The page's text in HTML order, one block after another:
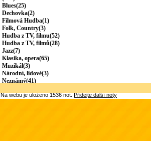
Blues(25)
Dechovka(2)
Filmová Hudba(1)
Folk, Country(3)
Hudba z TV, filmu(52)
Hudba z TV, filmů(28)
Jazz(7)
Klasika, opera(65)
Muzikál(3)
Národní, lidové(3)
Neznámý(41)
Na webu je uloženo 1536 not.Přidejte další noty